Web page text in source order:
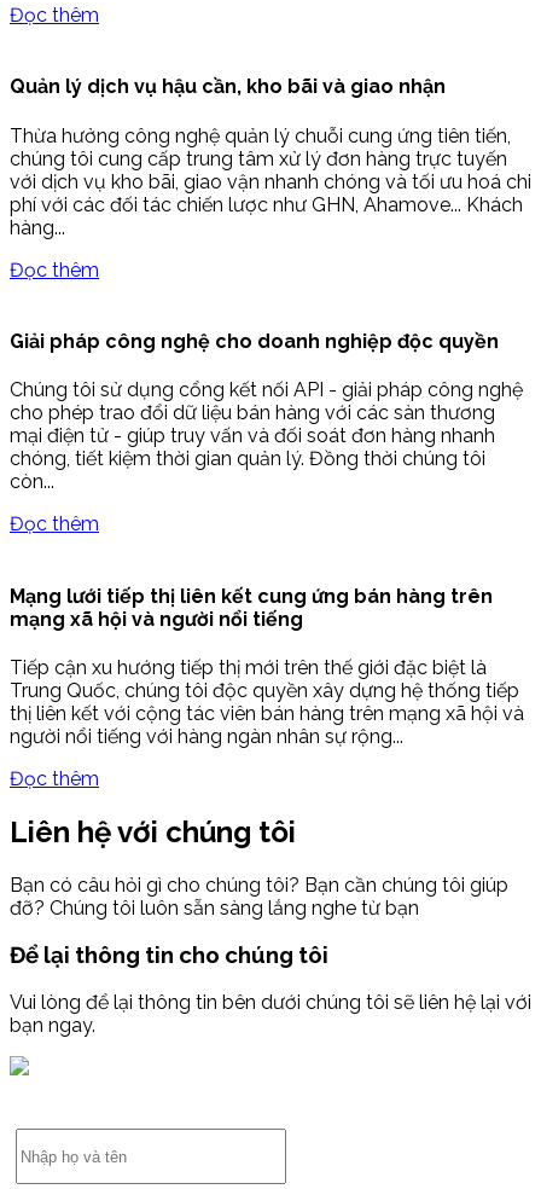
Đọc thêm
Quản lý dịch vụ hậu cần, kho bãi và giao nhận
Thừa hưởng công nghệ quản lý chuỗi cung ứng tiên tiến,
chúng tôi cung cấp trung tâm xử lý đơn hàng trực tuyến
với dịch vụ kho bãi, giao vận nhanh chóng và tối ưu hoá chi
phí với các đối tác chiến lược như GHN, Ahamove... Khách
hàng...
Đọc thêm
Giải pháp công nghệ cho doanh nghiệp độc quyền
Chúng tôi sử dụng cổng kết nối API - giải pháp công nghệ
cho phép trao đổi dữ liệu bán hàng với các sàn thương
mại điện tử - giúp truy vấn và đối soát đơn hàng nhanh
chóng, tiết kiệm thời gian quản lý. Đồng thời chúng tôi
còn...
Đọc thêm
Mạng lưới tiếp thị liên kết cung ứng bán hàng trên
mạng xã hội và người nổi tiếng
Tiếp cận xu hướng tiếp thị mới trên thế giới đặc biệt là
Trung Quốc, chúng tôi độc quyền xây dựng hệ thống tiếp
thị liên kết với cộng tác viên bán hàng trên mạng xã hội và
người nổi tiếng với hàng ngàn nhân sự rộng...
Đọc thêm
Liên hệ với chúng tôi
Bạn có câu hỏi gì cho chúng tôi? Bạn cần chúng tôi giúp
đỡ? Chúng tôi luôn sẵn sàng lắng nghe từ bạn
Để lại thông tin cho chúng tôi
Vui lòng để lại thông tin bên dưới chúng tôi sẽ liên hệ lại với
bạn ngay.